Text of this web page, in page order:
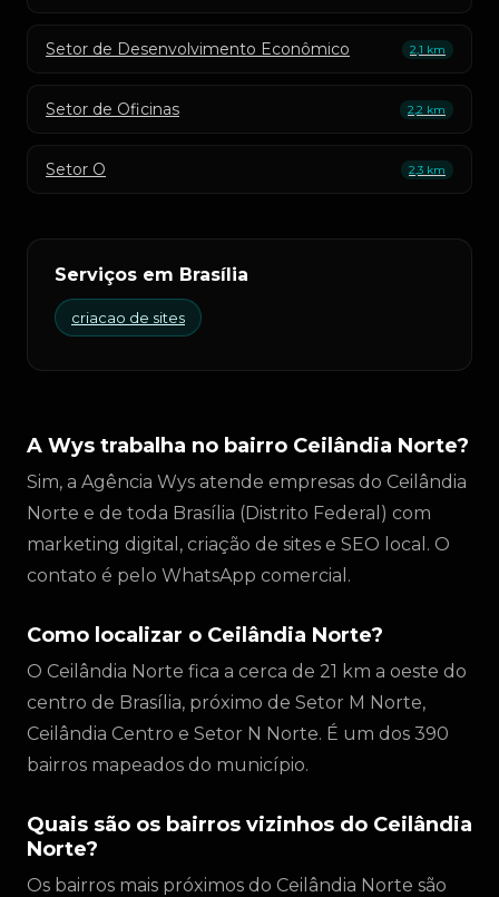
Setor de Desenvolvimento Econômico 2,1 km
Setor de Oficinas 2,2 km
Setor O 2,3 km
Serviços em Brasília
criacao de sites
A Wys trabalha no bairro Ceilândia Norte?
Sim, a Agência Wys atende empresas do Ceilândia
Norte e de toda Brasília (Distrito Federal) com
marketing digital, criação de sites e SEO local. O
contato é pelo WhatsApp comercial.
Como localizar o Ceilândia Norte?
O Ceilândia Norte fica a cerca de 21 km a oeste do
centro de Brasília, próximo de Setor M Norte,
Ceilândia Centro e Setor N Norte. É um dos 390
bairros mapeados do município.
Quais são os bairros vizinhos do Ceilândia
Norte?
Os bairros mais próximos do Ceilândia Norte são